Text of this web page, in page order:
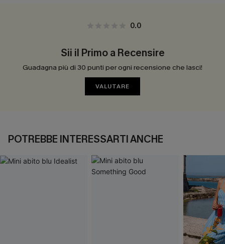
0.0
Sii il Primo a Recensire
Guadagna più di 30 punti per ogni recensione che lasci!
VALUTARE
POTREBBE INTERESSARTI ANCHE